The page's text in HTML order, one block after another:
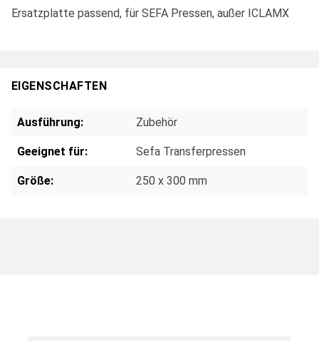
Ersatzplatte passend, für SEFA Pressen, außer ICLAMX
EIGENSCHAFTEN
Ausführung: Zubehör
Geeignet für: Sefa Transferpressen
Größe: 250 x 300 mm